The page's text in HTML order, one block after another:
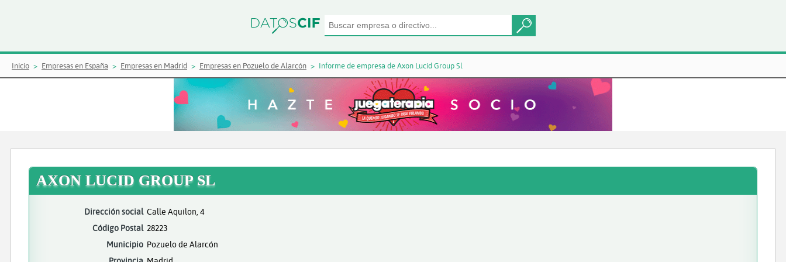
Inicio Empresas en España Empresas en Madrid Empresas en Pozuelo de Alarcón Informe de empresa de Axon Lucid Group Sl
AXON LUCID GROUP SL
Dirección social Calle Aquilon, 4
Código Postal 28223
Municipio Pozuelo de Alarcón